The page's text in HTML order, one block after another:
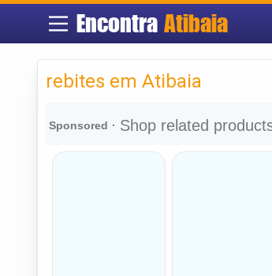
EncontraAtibaia
rebites em Atibaia